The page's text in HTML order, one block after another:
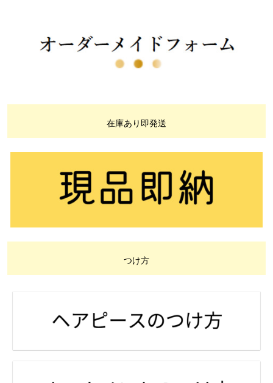
在庫あり即発送
つけ方